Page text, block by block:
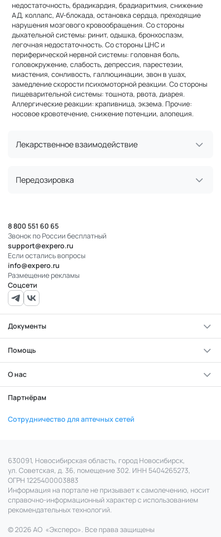
недостаточность, брадикардия, брадиаритмия, снижение
АД, коллапс, AV-блокада, остановка сердца, преходящие
нарушения мозгового кровообращения. Со стороны
дыхательной системы: ринит, одышка, бронхоспазм,
легочная недостаточность. Со стороны ЦНС и
периферической нервной системы: головная боль,
головокружение, слабость, депрессия, парестезии,
миастения, сонливость, галлюцинации, звон в ушах,
замедление скорости психомоторной реакции. Со стороны
пищеварительной системы: тошнота, рвота, диарея.
Аллергические реакции: крапивница, экзема. Прочие:
носовое кровотечение, снижение потенции, алопеция.
Лекарственное взаимодействие
Передозировка
8 800 551 60 65
Звонок по России бесплатный
support@expero.ru
Если остались вопросы
info@expero.ru
Размещение рекламы
Соцсети
Документы
Помощь
О нас
Партнёрам
Сотрудничество для аптечных сетей
630091, Новосибирская область, город Новосибирск,
ул. Советская, д. 36, помещение 302. ИНН 5404265273,
ОГРН 1225400003883
Информация на портале не призывает к самолечению, носит
справочно‑информационный характер с использованием
рекомендательных технологий.
© 2026 АО «Эксперо». Все права защищены